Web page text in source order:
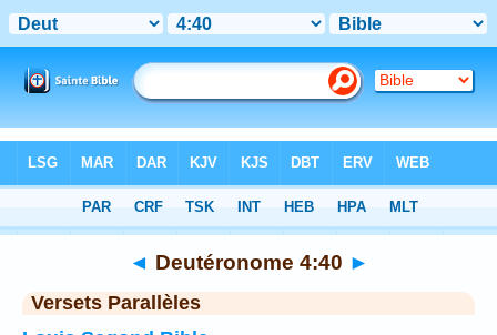
>Chapitre 4 > Verset 40
◄ Deutéronome 4:40 ►
Versets Parallèles